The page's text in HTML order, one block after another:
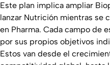
Este plan implica ampliar
lanzar Nutrición mientras se
en Pharma. Cada campo de
por sus propios objetivos
Estos van desde el